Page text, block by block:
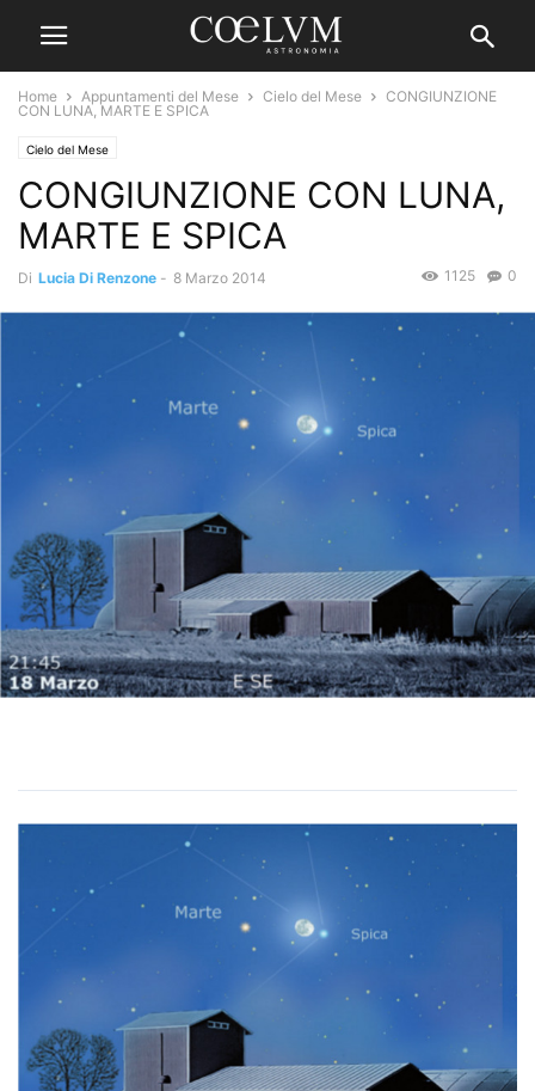
Home Appuntamenti del Mese Cielo del Mese
CONGIUNZIONE
CON LUNA, MARTE E SPICA
Cielo del Mese
CONGIUNZIONE CON LUNA,
MARTE E SPICA
Di Lucia Di Renzone - 8 Marzo 2014 0
1125